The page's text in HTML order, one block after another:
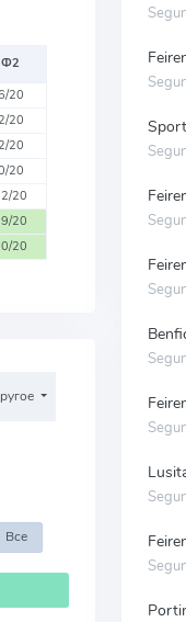
Ф2
20
20
20
20
20
20
20
Все